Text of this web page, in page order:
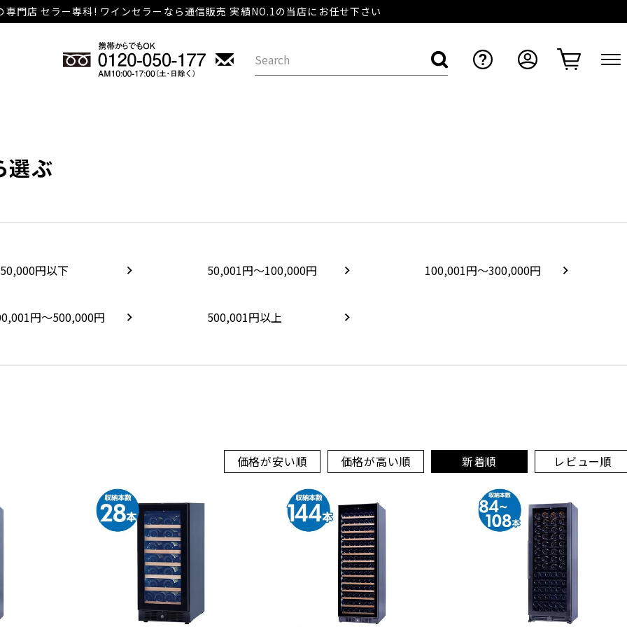
専門店 セラー専科! ワインセラーなら通信販売 実績NO.1の当店にお任せ下さい
選ぶ
円以下 50,001円～100,000円 100,001円～300,000円
円～500,000円 500,001円以上
価格が安い順 価格が高い順 新着順 レビュー順